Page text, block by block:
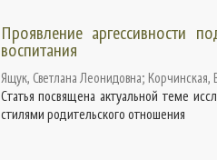
Проявление аргессивности
воспитания
Ящук, Светлана Леонидовна; Корчинская,
Статья посвящена актуальной теме
стилями родительского отношения